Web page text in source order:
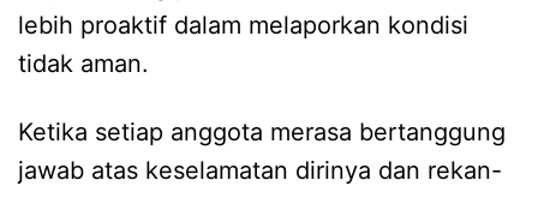
lebih proaktif dalam melaporkan kondisi
tidak aman.
Ketika setiap anggota merasa bertanggung
jawab atas keselamatan dirinya dan rekan-